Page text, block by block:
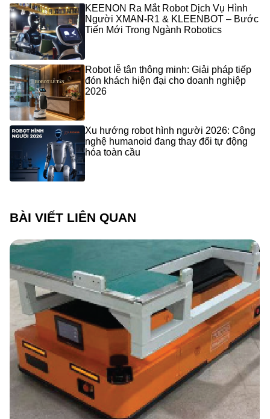
KEENON Ra Mắt Robot Dịch Vụ Hình
Người XMAN-R1 & KLEENBOT – Bước
Tiến Mới Trong Ngành Robotics
Robot lễ tân thông minh: Giải pháp tiếp
đón khách hiện đại cho doanh nghiệp
2026
Xu hướng robot hình người 2026: Công
nghệ humanoid đang thay đổi tự động
hóa toàn cầu
BÀI VIẾT LIÊN QUAN